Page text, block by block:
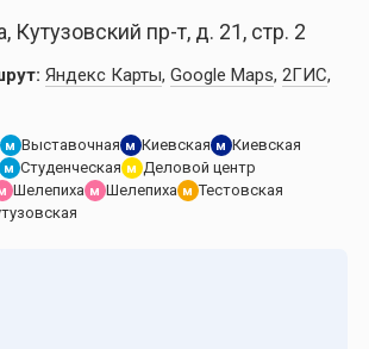
Кутузовский пр-т, д. 21, стр. 2
Яндекс Карты, Google Maps, 2ГИС,
м Выставочная м Киевская м Киевская
м Студенческая м Деловой центр
Шелепиха м Шелепиха м Тестовская